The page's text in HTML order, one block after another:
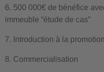
6. 500 000€ de bénéfice
immeuble “étude de cas”
7. Introduction à la
8. Commercialisation